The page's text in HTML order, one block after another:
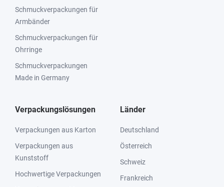
Schmuckverpackungen für
Armbänder
Schmuckverpackungen für
Ohrringe
Schmuckverpackungen
Made in Germany
Verpackungslösungen
Verpackungen aus Karton
Verpackungen aus
Kunststoff
Hochwertige Verpackungen
Länder
Deutschland
Österreich
Schweiz
Frankreich